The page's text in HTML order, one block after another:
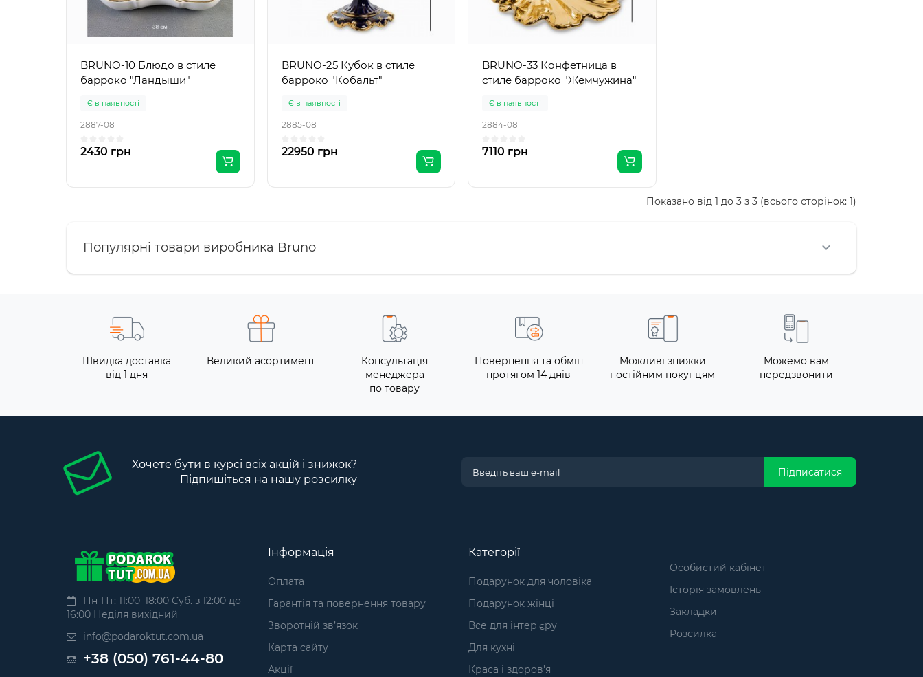
BRUNO-10 Блюдо в стиле
барроко "Ландыши"
Є в наявності
2887-08
2430 грн
BRUNO-25 Кубок в стиле
барроко "Кобальт"
Є в наявності
2885-08
22950 грн
BRUNO-33 Конфетница в
стиле барроко "Жемчужина"
Є в наявності
2884-08
7110 грн
Показано від 1 до 3 з 3 (всього сторінок: 1)
Популярні товари виробника Bruno
Швидка доставка
від 1 дня
Великий асортимент
Консультація
менеджера
по товару
Повернення та обмін
протягом 14 днів
Можливі знижки
постійним покупцям
Можемо вам
передзвонити
Хочете бути в курсі всіх акцій і знижок?
Підпишіться на нашу розсилку
Підписатися
Пн-Пт: 11:00–18:00 Суб. з 12:00 до
16:00 Неділя вихідний
info@podaroktut.com.ua
+38 (050) 761-44-80
Інформація
Оплата
Гарантія та повернення товару
Зворотній зв’язок
Карта сайту
Акції
Категорії
Подарунок для чоловіка
Подарунок жінці
Все для інтер'єру
Для кухні
Краса і здоров'я
Особистий кабінет
Історія замовлень
Закладки
Розсилка